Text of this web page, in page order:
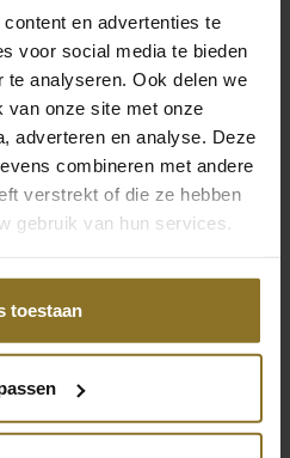
en advertenties te
voor social media te bieden
analyseren. Ook delen we
van onze site met onze
adverteren en analyse. Deze
combineren met andere
verstrekt of die ze hebben
gebruik van hun services.
toestaan